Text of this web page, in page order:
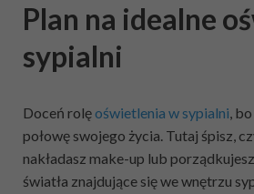
Plan na idealne
sypialni
Doceń rolęoświetlenia w sypialni,
połowę swojego życia. Tutaj śpisz,
nakładasz make-up lub
światła znajdujące się we wnętrzu